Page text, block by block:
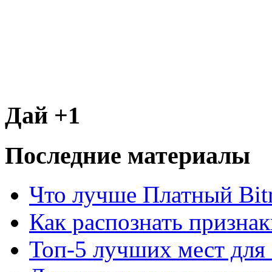
Дай +1
Последние материалы
Что лучше Платный
Как распознать
Топ-5 лучших мест для